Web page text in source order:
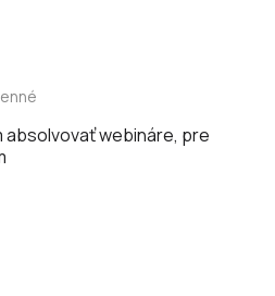
webináre, pre